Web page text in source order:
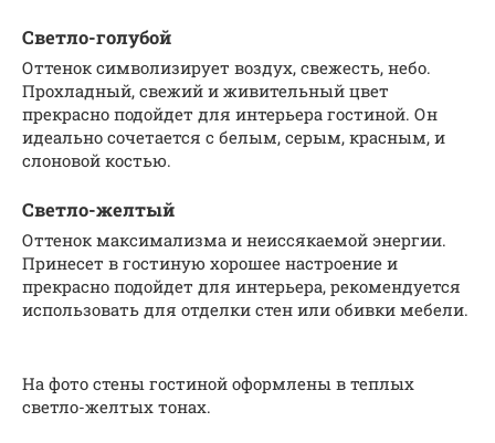
Светло-голубой
Оттенок символизирует воздух, свежесть, небо.
Прохладный, свежий и живительный цвет
прекрасно подойдет для интерьера гостиной. Он
идеально сочетается с белым, серым, красным, и
слоновой костью.
Светло-желтый
Оттенок максимализма и неиссякаемой энергии.
Принесет в гостиную хорошее настроение и
прекрасно подойдет для интерьера, рекомендуется
использовать для отделки стен или обивки мебели.
На фото стены гостиной оформлены в теплых
светло-желтых тонах.